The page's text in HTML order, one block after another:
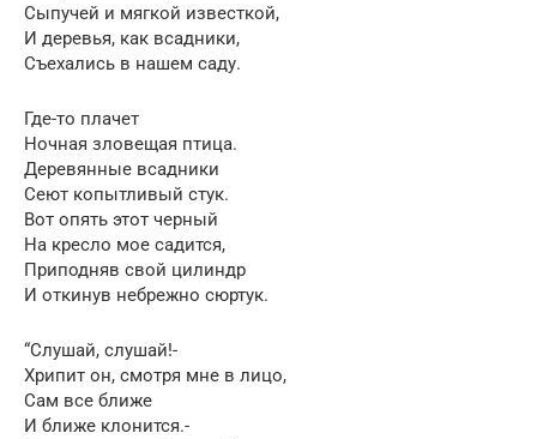
Сыпучей и мягкой известкой,
И деревья, как всадники,
Съехались в нашем саду.
Где-то плачет
Ночная зловещая птица.
Деревянные всадники
Сеют копытливый стук.
Вот опять этот черный
На кресло мое садится,
Приподняв свой цилиндр
И откинув небрежно сюртук.
“Слушай, слушай!-
Хрипит он, смотря мне в лицо,
Сам все ближе
И ближе клонится.-